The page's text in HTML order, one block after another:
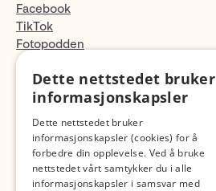
Facebook
TikTok
Fotopodden
Med forbehold om skrive- og lagerfeil
Dette nettstedet bruker
informasjonskapsler
Dette nettstedet bruker
informasjonskapsler (cookies) for å
forbedre din opplevelse. Ved å bruke
nettstedet vårt samtykker du i alle
informasjonskapsler i samsvar med